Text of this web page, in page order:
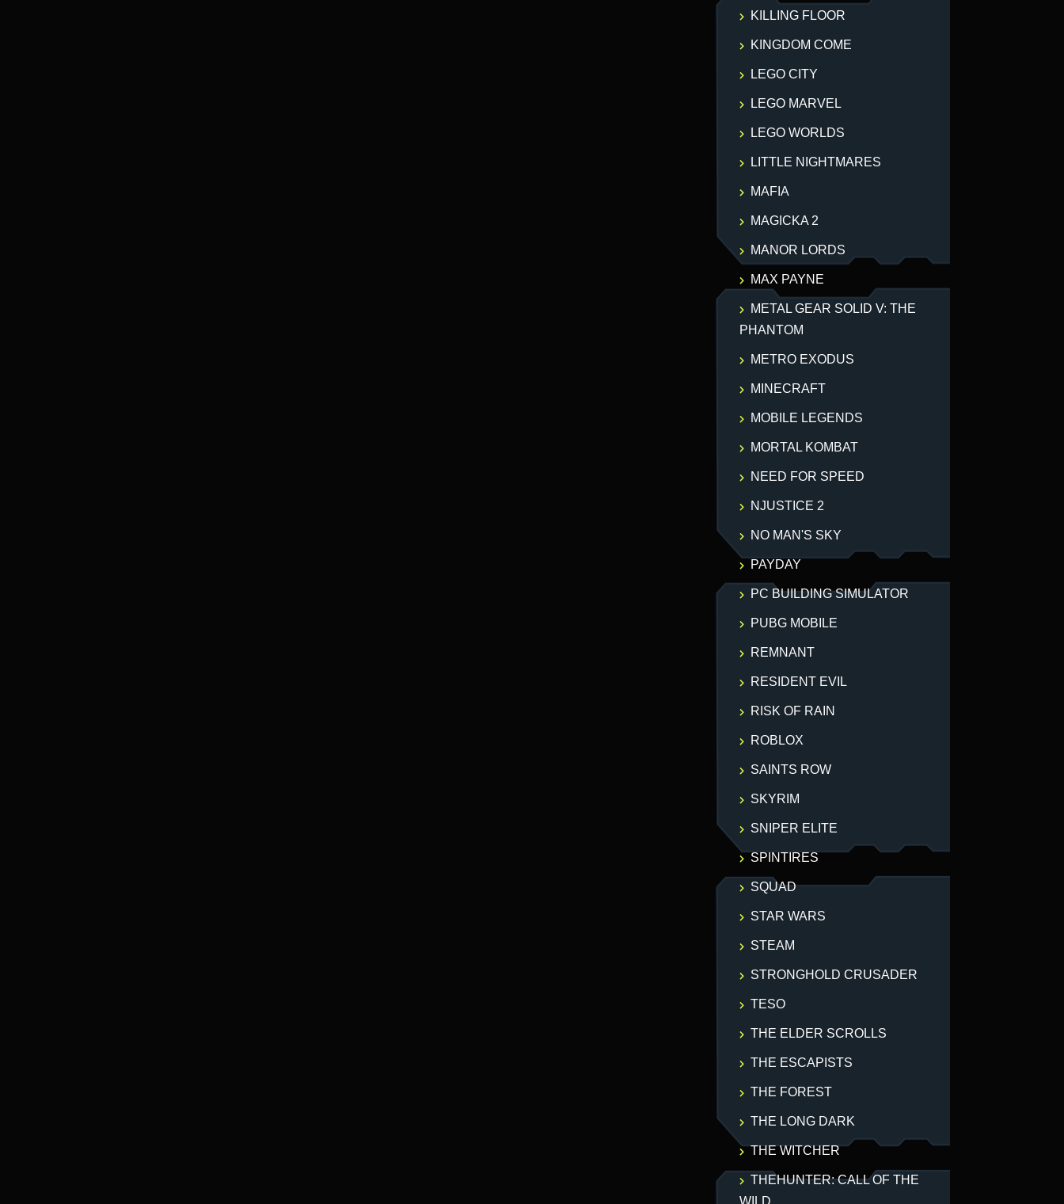
KILLING FLOOR
KINGDOM COME
LEGO CITY
LEGO MARVEL
LEGO WORLDS
LITTLE NIGHTMARES
MAFIA
MAGICKA 2
MANOR LORDS
MAX PAYNE
METAL GEAR SOLID V: THE
PHANTOM
METRO EXODUS
MINECRAFT
MOBILE LEGENDS
MORTAL KOMBAT
NEED FOR SPEED
NJUSTICE 2
NO MAN'S SKY
PAYDAY
PC BUILDING SIMULATOR
PUBG MOBILE
REMNANT
RESIDENT EVIL
RISK OF RAIN
ROBLOX
SAINTS ROW
SKYRIM
SNIPER ELITE
SPINTIRES
SQUAD
STAR WARS
STEAM
STRONGHOLD CRUSADER
TESO
THE ELDER SCROLLS
THE ESCAPISTS
THE FOREST
THE LONG DARK
THE WITCHER
THEHUNTER: CALL OF THE
WILD